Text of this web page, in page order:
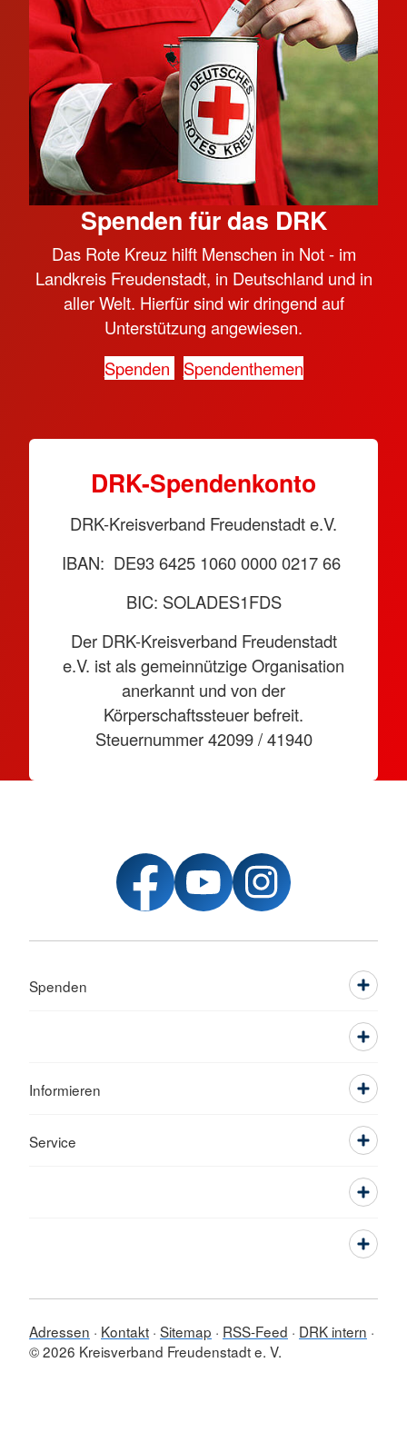
Spenden für das DRK
Das Rote Kreuz hilft Menschen in Not - im
Landkreis Freudenstadt, in Deutschland und in
aller Welt. Hierfür sind wir dringend auf
Unterstützung angewiesen.
Spenden
Spendenthemen
DRK-Spendenkonto
DRK-Kreisverband Freudenstadt e.V.
IBAN: DE93 6425 1060 0000 0217 66
BIC: SOLADES1FDS
Der DRK-Kreisverband Freudenstadt
e.V. ist als gemeinnützige Organisation
anerkannt und von der
Körperschaftssteuer befreit.
Steuernummer 42099 / 41940
Spenden
Informieren
Service
Adressen Kontakt Sitemap RSS-Feed
DRK intern
© 2026 Kreisverband Freudenstadt e. V.